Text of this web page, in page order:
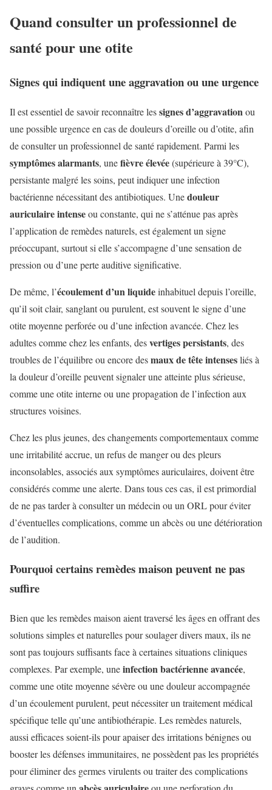
Quand consulter un professionnel de
santé pour une otite
Signes qui indiquent une aggravation ou une urgence
Il est essentiel de savoir reconnaître lessignes d’aggravationou
une possible urgence en cas de douleurs d’oreille ou d’otite, afin
de consulter un professionnel de santé rapidement. Parmi les
symptômes alarmants, unefièvre élevée(supérieure à 39°C),
persistante malgré les soins, peut indiquer une infection
bactérienne nécessitant des antibiotiques. Unedouleur
auriculaire intenseou constante, qui ne s’atténue pas après
l’application de remèdes naturels, est également un signe
préoccupant, surtout si elle s’accompagne d’une sensation de
pression ou d’une perte auditive significative.
De même, l’écoulement d’un liquideinhabituel depuis l’oreille,
qu’il soit clair, sanglant ou purulent, est souvent le signe d’une
otite moyenne perforée ou d’une infection avancée. Chez les
adultes comme chez les enfants, desvertiges persistants, des
troubles de l’équilibre ou encore desmaux de tête intensesliés à
la douleur d’oreille peuvent signaler une atteinte plus sérieuse,
comme une otite interne ou une propagation de l’infection aux
structures voisines.
Chez les plus jeunes, des changements comportementaux comme
une irritabilité accrue, un refus de manger ou des pleurs
inconsolables, associés aux symptômes auriculaires, doivent être
considérés comme une alerte. Dans tous ces cas, il est primordial
de ne pas tarder à consulter un médecin ou un ORL pour éviter
d’éventuelles complications, comme un abcès ou une détérioration
de l’audition.
Pourquoi certains remèdes maison peuvent ne pas
suffire
Bien que les remèdes maison aient traversé les âges en offrant des
solutions simples et naturelles pour soulager divers maux, ils ne
sont pas toujours suffisants face à certaines situations cliniques
complexes. Par exemple, uneinfection bactérienne avancée,
comme une otite moyenne sévère ou une douleur accompagnée
d’un écoulement purulent, peut nécessiter un traitement médical
spécifique telle qu’une antibiothérapie. Les remèdes naturels,
aussi efficaces soient-ils pour apaiser des irritations bénignes ou
booster les défenses immunitaires, ne possèdent pas les propriétés
pour éliminer des germes virulents ou traiter des complications